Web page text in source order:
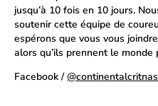
jusqu’à 10 fois en 10 jours.
soutenir cette équipe de
espérons que vous vous
alors qu’ils prennent le
Facebook /